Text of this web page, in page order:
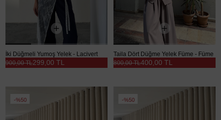
İki Düğmeli Yumoş Yelek - Lacivert
299,00 TL
900,00 TL
Taila Dört Düğme Yelek Füme - Füme
400,00 TL
800,00 TL
%50 %50